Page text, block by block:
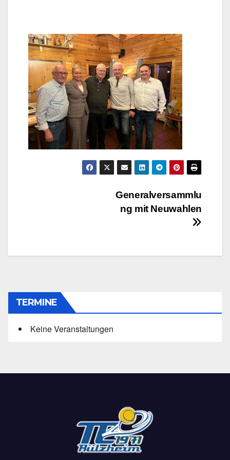
Beitragsnavigation
Generalversammlu
ng mit Neuwahlen
TERMINE
Keine Veranstaltungen